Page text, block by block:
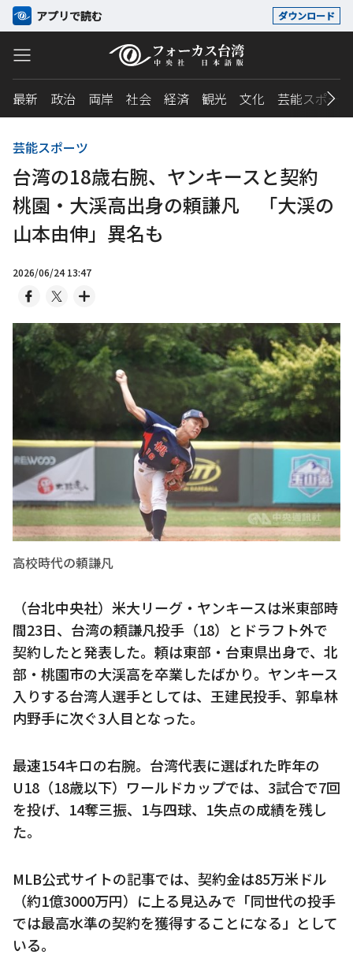
アプリで読む ダウンロード
最新 政治 両岸 社会 経済 観光 文化 芸能スポーツ
芸能スポーツ
台湾の18歳右腕、ヤンキースと契約
桃園・大渓高出身の頼謙凡 「大渓の
山本由伸」異名も
2026/06/24 13:47
高校時代の頼謙凡
（台北中央社）米大リーグ・ヤンキースは米東部時
間23日、台湾の頼謙凡投手（18）とドラフト外で
契約したと発表した。頼は東部・台東県出身で、北
部・桃園市の大渓高を卒業したばかり。ヤンキース
入りする台湾人選手としては、王建民投手、郭阜林
内野手に次ぐ3人目となった。
最速154キロの右腕。台湾代表に選ばれた昨年の
U18（18歳以下）ワールドカップでは、3試合で7回
を投げ、14奪三振、1与四球、1失点の成績を残し
た。
MLB公式サイトの記事では、契約金は85万米ドル
（約1億3000万円）に上る見込みで「同世代の投手
では最高水準の契約を獲得することになる」として
いる。